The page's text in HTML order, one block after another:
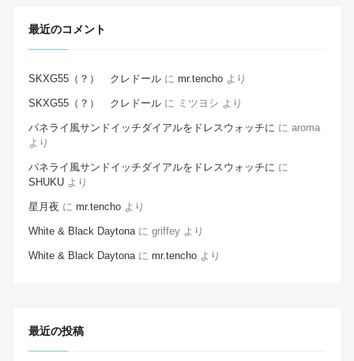
最近のコメント
SKXG55（？） クレドール に mr.tencho より
SKXG55（？） クレドール に ミツヨシ より
パネライ風サンドイッチダイアルをドレスウォッチに に aroma
より
パネライ風サンドイッチダイアルをドレスウォッチに に
SHUKU より
星月夜 に mr.tencho より
White & Black Daytona に griffey より
White & Black Daytona に mr.tencho より
最近の投稿